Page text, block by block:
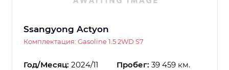
Ssangyong Actyon
Комплектация: Gasoline 1.5 2WD S7
Год/Месяц: 2024/11 Пробег: 39 459 км.